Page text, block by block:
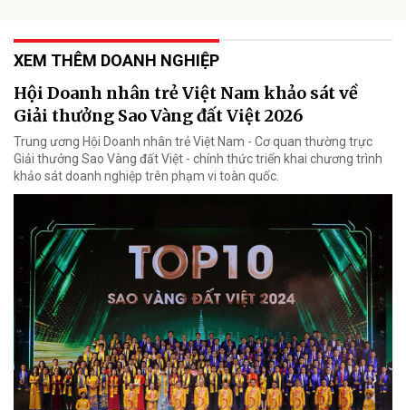
XEM THÊM DOANH NGHIỆP
Hội Doanh nhân trẻ Việt Nam khảo sát về
Giải thưởng Sao Vàng đất Việt 2026
Trung ương Hội Doanh nhân trẻ Việt Nam - Cơ quan thường trực
Giải thưởng Sao Vàng đất Việt - chính thức triển khai chương trình
khảo sát doanh nghiệp trên phạm vi toàn quốc.